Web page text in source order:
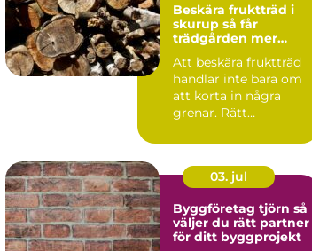
Beskära fruktträd i
skurup så får
trädgården mer
problem
Att beskära fruktträd
handlar inte bara om
att korta in några
grenar. Rätt
träde...
03. jul
Byggföretag tjörn så
väljer du rätt partner
för ditt byggprojekt